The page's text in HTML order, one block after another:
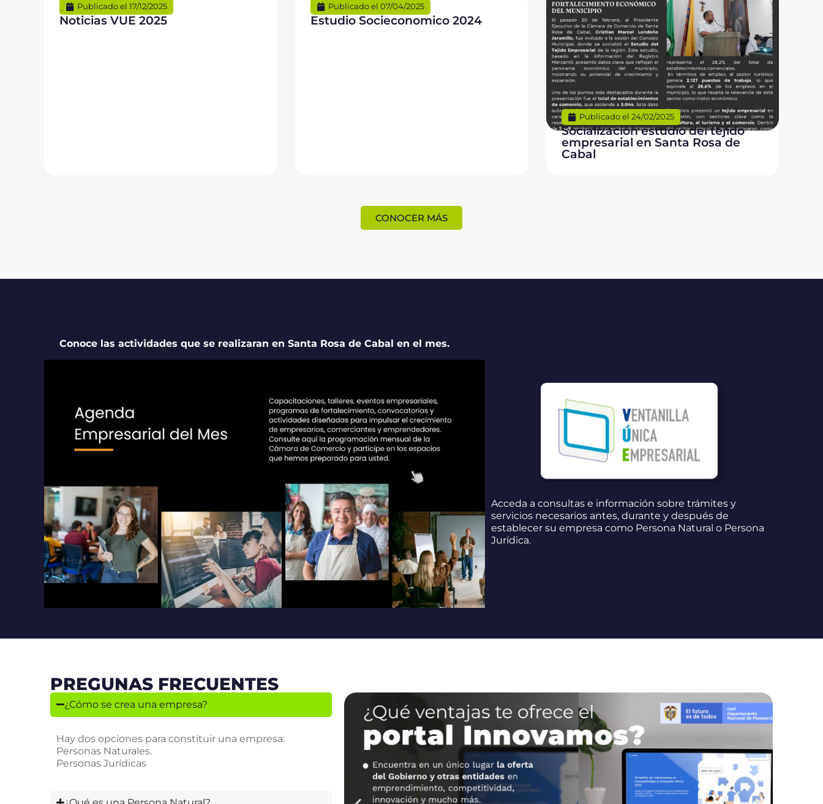
Publicado el 17/12/2025
Noticias VUE 2025
Publicado el 07/04/2025
Estudio Socieconomico 2024
Publicado el 24/02/2025
Socialización estudio del tejido
empresarial en Santa Rosa de
Cabal
CONOCER MÁS
Conoce las actividades que se realizaran en Santa Rosa de Cabal en el mes.
Acceda a consultas e información sobre trámites y
servicios necesarios antes, durante y después de
establecer su empresa como Persona Natural o Persona
Jurídica.
PREGUNAS FRECUENTES
¿Cómo se crea una empresa?
Hay dos opciones para constituir una empresa:
Personas Naturales.
Personas Jurídicas